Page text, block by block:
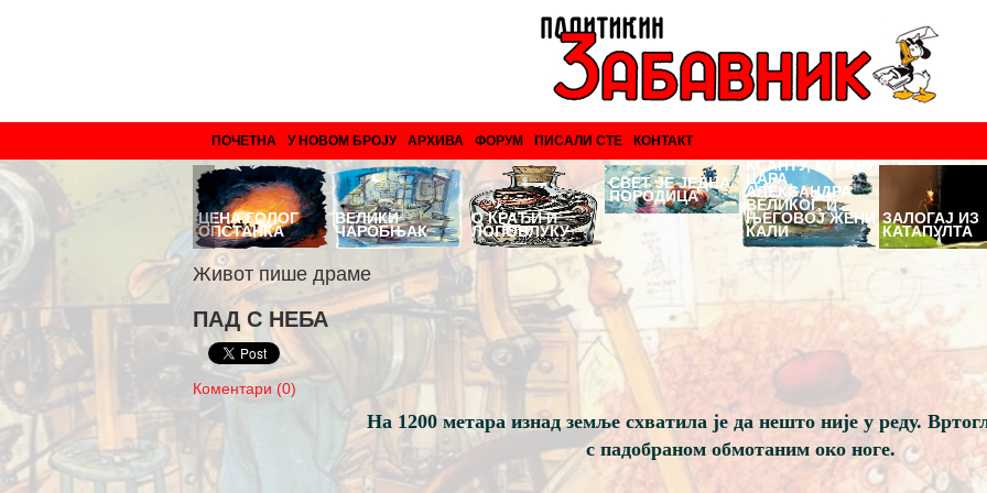
ПОЧЕТНА У НОВОМ БРОЈУ АРХИВА ФОРУМ ПИСАЛИ СТЕ КОНТАКТ
ЦЕНА ГОЛОГ
ОПСТАНКА
ВЕЛИКИ
ЧАРОБЊАК
О КРАЂИ И
ЛОПОВЛУКУ
СВЕТ ЈЕ ЈЕДНА
ПОРОДИЦА
КСАНТУ, КУВАРУ
ЦАРА
АЛЕКСАНДРА
ВЕЛИКОГ, И
ЊЕГОВОЈ ЖЕНИ
КАЛИ
ЗАЛОГАЈ ИЗ
КАТАПУЛТА
Живот пише драме
ПАД С НЕБА
Коментари (0)
На 1200 метара изнад земље схватила је да нешто није у реду.
с падобраном обмотаним око ноге.